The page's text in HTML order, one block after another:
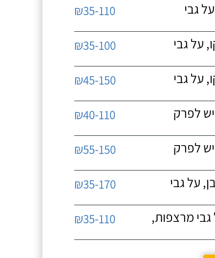
גבי
₪35-110
על גבי
₪35-100
על גבי
₪45-150
לפרק
₪40-110
לפרק
₪55-150
על גבי
₪35-170
מרצפות,
₪35-110